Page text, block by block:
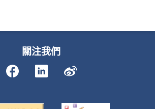
關注我們